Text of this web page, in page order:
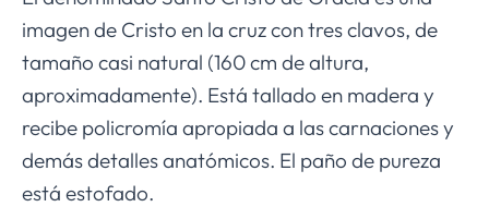
imagen de Cristo en la cruz con tres clavos, de
tamaño casi natural (160 cm de altura,
aproximadamente). Está tallado en madera y
recibe policromía apropiada a las carnaciones y
demás detalles anatómicos. El paño de pureza
está estofado.